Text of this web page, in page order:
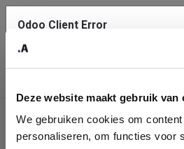
Deze website maakt gebruik van
We gebruiken cookies om
personaliseren, om functies voor
Company
Odoo Client Error
service.